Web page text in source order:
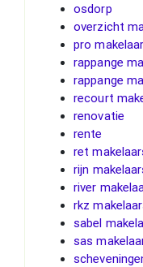
osdorp
overzicht
pro
rappange
rappange
recourt
renovatie
rente
ret
rijn
river
rkz
sabel
sas